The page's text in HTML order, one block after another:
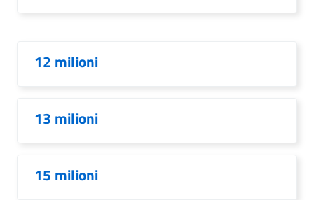
12 milioni
13 milioni
15 milioni